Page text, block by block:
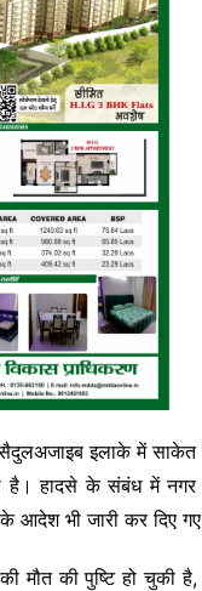
सैदुलअजाइब इलाके में साकेत
है। हादसे के संबंध में नगर
आदेश भी जारी कर दिए
मौत की पुष्टि हो चुकी